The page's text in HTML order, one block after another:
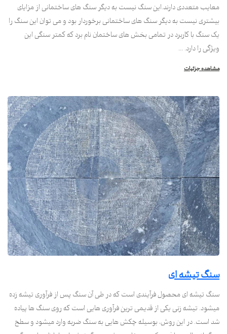
معایب متعددی دارند.این سنگ نیست به دیگر سنگ های ساختمانی از مزایای
بیشتری نیست به دیگر سنگ های ساختمانی برخوردار بود و می توان این سنگ را
یک سنگ با کاربرد در تمامی بخش های ساختمان نام برد که کمتر سنگی این
ویژگی را دارد. ...
مشاهده جزئیات
سنگ تیشه ای
سنگ تیشه ای محصول فرآیندی است که در طی آن سنگ پس از فرآوری تیشه زده
میشود. تیشه زنی یکی از قدیمی ترین فرآوری هایی است که روی سنگ ها پیاده
شد است. در این روش، بوسیله چکش هایی به سنگ ضربه وارد میشود و سطح